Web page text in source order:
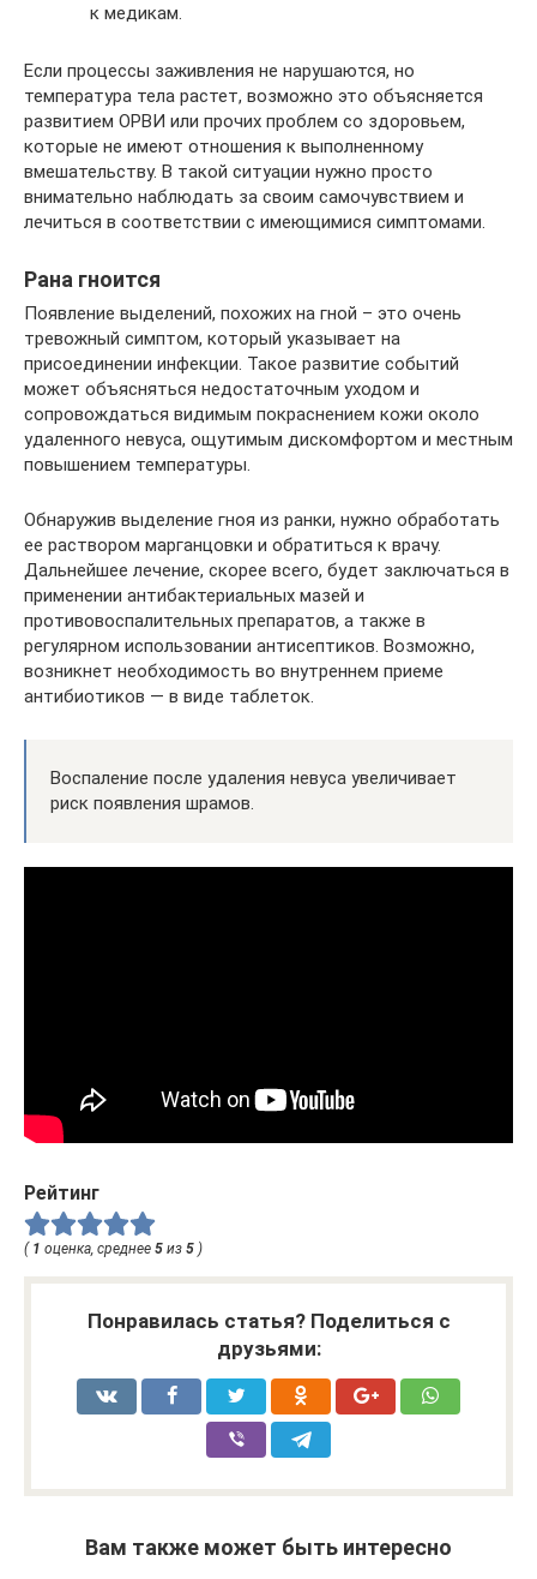
к медикам.
Если процессы заживления не нарушаются, но
температура тела растет, возможно это объясняется
развитием ОРВИ или прочих проблем со здоровьем,
которые не имеют отношения к выполненному
вмешательству. В такой ситуации нужно просто
внимательно наблюдать за своим самочувствием и
лечиться в соответствии с имеющимися симптомами.
Рана гноится
Появление выделений, похожих на гной – это очень
тревожный симптом, который указывает на
присоединении инфекции. Такое развитие событий
может объясняться недостаточным уходом и
сопровождаться видимым покраснением кожи около
удаленного невуса, ощутимым дискомфортом и местным
повышением температуры.
Обнаружив выделение гноя из ранки, нужно обработать
ее раствором марганцовки и обратиться к врачу.
Дальнейшее лечение, скорее всего, будет заключаться в
применении антибактериальных мазей и
противовоспалительных препаратов, а также в
регулярном использовании антисептиков. Возможно,
возникнет необходимость во внутреннем приеме
антибиотиков — в виде таблеток.
Воспаление после удаления невуса увеличивает
риск появления шрамов.
Рейтинг
( 1 оценка, среднее 5 из 5 )
Понравилась статья? Поделиться с
друзьями:
Вам также может быть интересно